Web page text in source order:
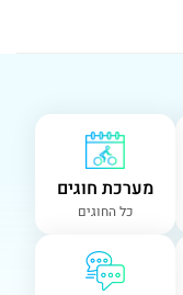
מערכת חוגים
כל החוגים